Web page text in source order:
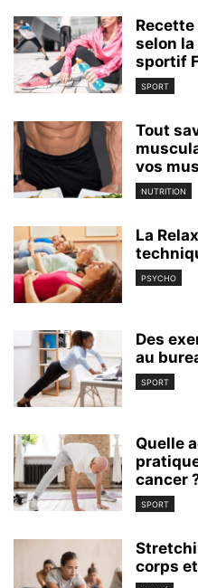
selon
sportif
SPORT
Tout
vos
NUTRITION
La
PSYCHO
Des
au
SPORT
Quelle
cancer
SPORT
corps